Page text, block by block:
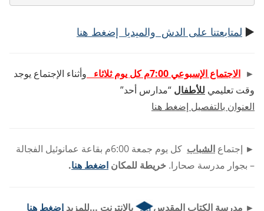
► لمتابعتنا على الدش والميديا إضغط هنا
► الاجتماع الإسبوعي 7:00م كل يوم ثلاثاء
وأثناء الإجتماع يوجد
وقت تعليمي للأطفال “مدارس أحد”
العنوان بالتفصيل إضغط هنا
► إجتماع الشباب
كل يوم جمعة 6:00م بقاعة عمانوئيل الفجالة
– بجوار مدرسة صحارا. خريطة للمكان اضغط هنا.
► مدرسة الكتاب المقدس بالإنترنت …للمزيد إضغط هنا